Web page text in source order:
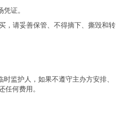
证。
，请妥善保管、不得摘下、撕毁和转
监护人，如果不遵守主办方安排、
任何费用。